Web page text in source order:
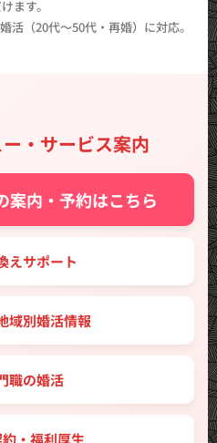
ます。
活（20代〜50代・再婚）に対応。
・サービス案内
案内・予約はこちら
えサポート
域別婚活情報
職の婚活
約・福利厚生